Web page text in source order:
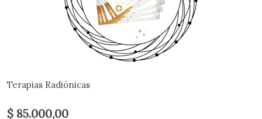
Terapias Radiónicas
$ 85.000,00